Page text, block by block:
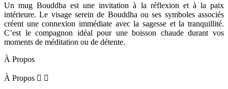
Un mug Bouddha est une invitation à la réflexion et à la paix
intérieure. Le visage serein de Bouddha ou ses symboles associés
créent une connexion immédiate avec la sagesse et la tranquillité.
C’est le compagnon idéal pour une boisson chaude durant vos
moments de méditation ou de détente.
À Propos
À Propos  